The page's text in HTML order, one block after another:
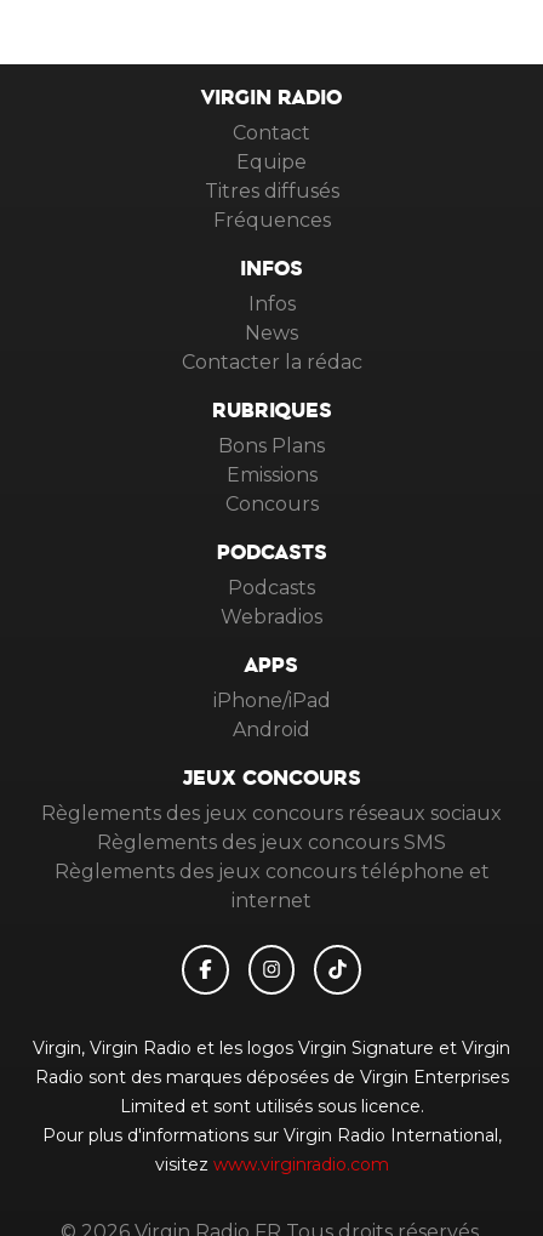
VIRGIN RADIO
Contact
Equipe
Titres diffusés
Fréquences
INFOS
Infos
News
Contacter la rédac
RUBRIQUES
Bons Plans
Emissions
Concours
PODCASTS
Podcasts
Webradios
APPS
iPhone/iPad
Android
JEUX CONCOURS
Règlements des jeux concours réseaux sociaux
Règlements des jeux concours SMS
Règlements des jeux concours téléphone et
internet
Virgin, Virgin Radio et les logos Virgin Signature et Virgin
Radio sont des marques déposées de Virgin Enterprises
Limited et sont utilisés sous licence.
Pour plus d'informations sur Virgin Radio International,
visitez www.virginradio.com